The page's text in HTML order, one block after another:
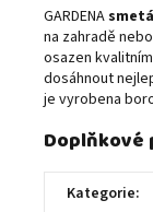
GARDENA
na zahradě
osazen
dosáhnout
je vyrobena
Kategorie: